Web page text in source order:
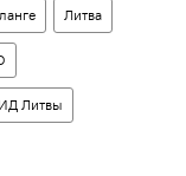
Литва
Литвы